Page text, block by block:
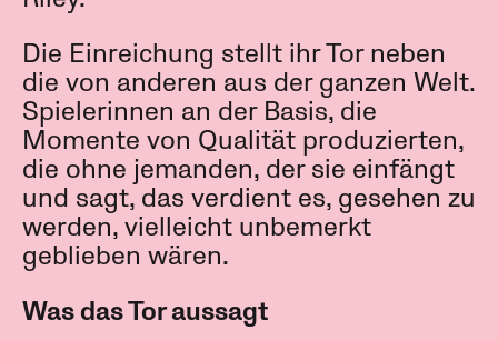
Die Einreichung stellt ihr Tor neben
die von anderen aus der ganzen Welt.
Spielerinnen an der Basis, die
Momente von Qualität produzierten,
die ohne jemanden, der sie einfängt
und sagt, das verdient es, gesehen zu
werden, vielleicht unbemerkt
geblieben wären.
Was das Tor aussagt